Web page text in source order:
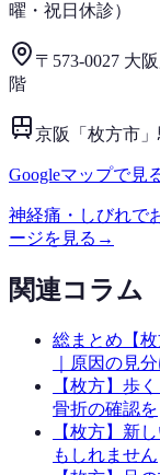
曜・祝日 休診）
〒573-0027 大
階
京阪「枚方市
Googleマップで見
神経痛・しびれで
ージを見る →
関連コラム
総まとめ 【
｜原因の見
【枚方】歩
骨折の確認を
【枚方】新
もしれません